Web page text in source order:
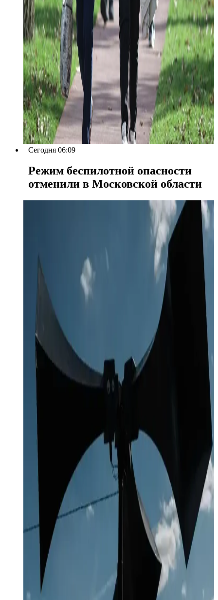
Сегодня 06:09
Режим беспилотной опасности
отменили в Московской области